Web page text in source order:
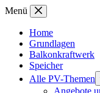
Zum
springen
Menü
Home
Grundlagen
Balkonkraftwerk
Speicher
Alle PV-Themen
Angebote